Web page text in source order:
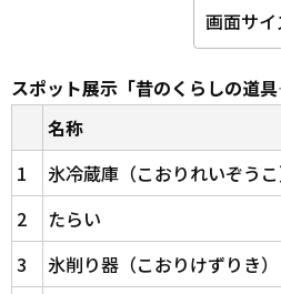
画面サ
スポット展示「昔のくらしの道
名称
1
氷冷蔵庫（こおりれいぞうこ
2
たらい
3
氷削り器（こおりけずりき）